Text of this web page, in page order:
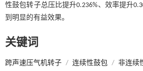
性鼓包转子总压比提升0.236%、效率提升
到明显的有益效果。
关键词
跨声速压气机转子 / 连续性鼓包 / 非连续